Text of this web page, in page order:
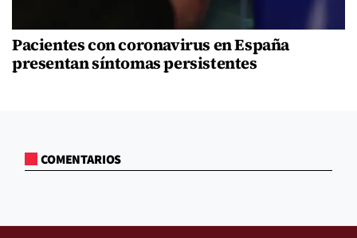
Pacientes con coronavirus en España
presentan síntomas persistentes
COMENTARIOS